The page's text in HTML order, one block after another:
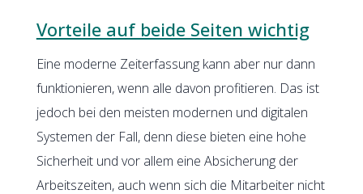
Vorteile auf beide Seiten wichtig
Eine moderne Zeiterfassung kann aber nur dann
funktionieren, wenn alle davon profitieren. Das ist
jedoch bei den meisten modernen und digitalen
Systemen der Fall, denn diese bieten eine hohe
Sicherheit und vor allem eine Absicherung der
Arbeitszeiten, auch wenn sich die Mitarbeiter nicht